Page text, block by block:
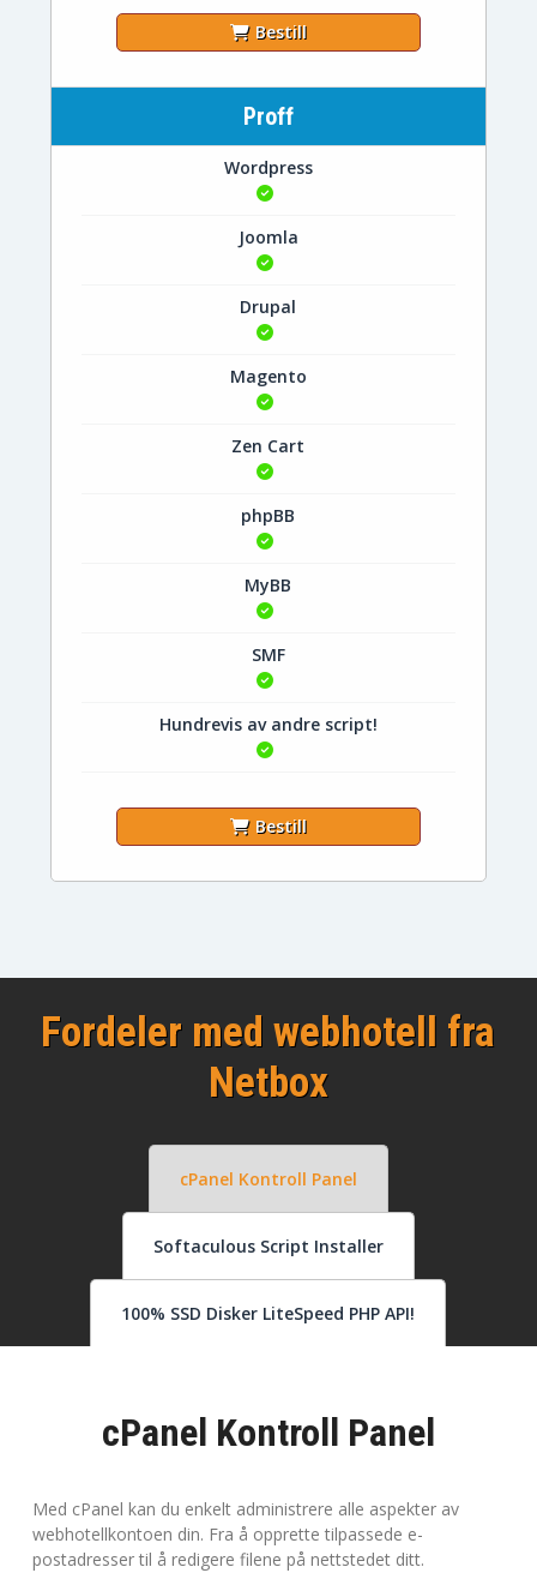
Bestill
Proff
Wordpress
Joomla
Drupal
Magento
Zen Cart
phpBB
MyBB
SMF
Hundrevis av andre script!
Bestill
Fordeler med webhotell fra
Netbox
cPanel Kontroll Panel
Softaculous Script Installer
100% SSD Disker LiteSpeed PHP API!
cPanel Kontroll Panel
Med cPanel kan du enkelt administrere alle aspekter av
webhotellkontoen din. Fra å opprette tilpassede e-
postadresser til å redigere filene på nettstedet ditt.